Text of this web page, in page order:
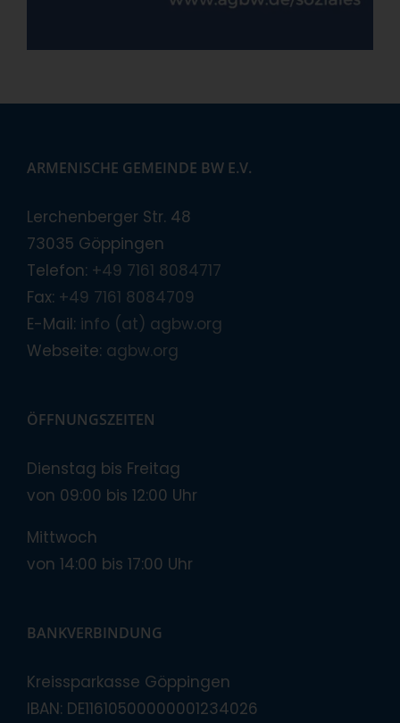
ARMENISCHE GEMEINDE BW E.V.
Lerchenberger Str. 48
73035 Göppingen
Telefon: +49 7161 8084717
Fax: +49 7161 8084709
E-Mail: info (at) agbw.org
Webseite: agbw.org
ÖFFNUNGSZEITEN
Dienstag bis Freitag
von 09:00 bis 12:00 Uhr
Mittwoch
von 14:00 bis 17:00 Uhr
BANKVERBINDUNG
Kreissparkasse Göppingen
IBAN: DE11610500000001234026